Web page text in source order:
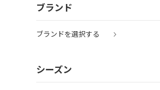
ブランド
ブランドを選択する
シーズン